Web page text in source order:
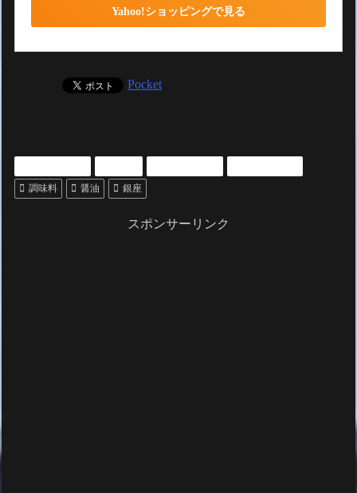
Yahoo!ショッピングで見る
Pocket
調味料
醤油 銀座
スポンサーリンク